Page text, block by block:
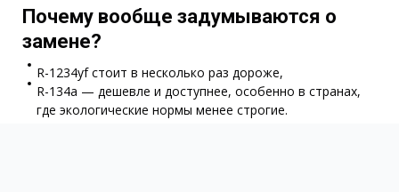
Почему вообще задумываются о
замене?
R-1234yf стоит в несколько раз дороже,
R-134a — дешевле и доступнее, особенно в странах,
где экологические нормы менее строгие.